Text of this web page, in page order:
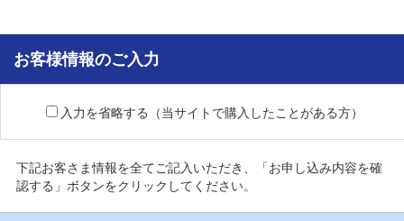
お客様情報のご入力
入力を省略する（当サイトで購入したことがある方）
下記お客さま情報を全てご記入いただき、「お申し込み内容を確
認する」ボタンをクリックしてください。